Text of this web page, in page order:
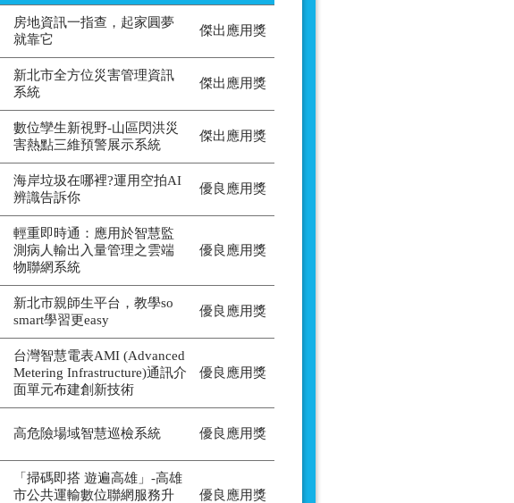
房地資訊一指查，起家圓夢
就靠它
傑出應用獎
新北市全方位災害管理資訊
系統
傑出應用獎
數位孿生新視野-山區閃洪災
害熱點三維預警展示系統
傑出應用獎
海岸垃圾在哪裡?運用空拍AI
辨識告訴你
優良應用獎
輕重即時通：應用於智慧監
測病人輸出入量管理之雲端
物聯網系統
優良應用獎
新北市親師生平台，教學so
smart學習更easy
優良應用獎
台灣智慧電表AMI (Advanced
Metering Infrastructure)通訊介
面單元布建創新技術
優良應用獎
高危險場域智慧巡檢系統 優良應用獎
「掃碼即搭 遊遍高雄」-高雄
市公共運輸數位聯網服務升
優良應用獎